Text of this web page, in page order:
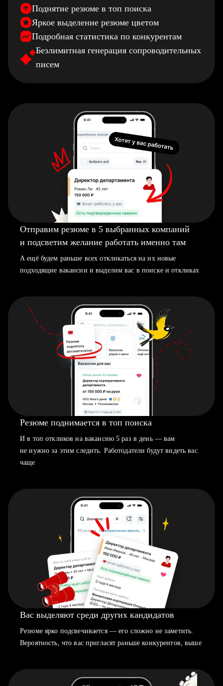
Поднятие резюме в топ поиска
Яркое выделение резюме цветом
Подробная статистика по конкурентам
Безлимитная генерация сопроводительных
писем
Отправим резюме в 5 выбранных компаний
и подсветим желание работать именно там
А ещё будем раньше всех откликаться на их новые
подходящие вакансии и выделим вас в поиске и откликах
Резюме поднимается в топ поиска
И в топ откликов на вакансию 5 раз в день — вам
не нужно за этим следить. Работодатели будут видеть вас
чаще
Вас выделяют среди других кандидатов
Резюме ярко подсвечивается — его сложно не заметить.
Вероятность, что вас пригласят раньше конкурентов, выше